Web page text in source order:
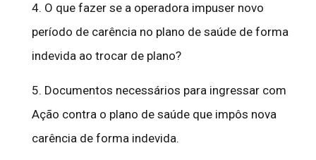
4. O que fazer se a operadora impuser novo
período de carência no plano de saúde de forma
indevida ao trocar de plano?
5. Documentos necessários para ingressar com
Ação contra o plano de saúde que impôs nova
carência de forma indevida.